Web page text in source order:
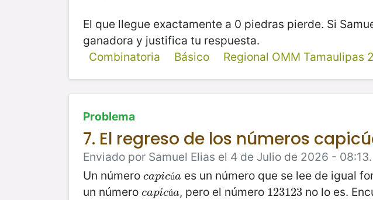
El que llegue exactamente a 0 piedras pierde. Si
ganadora y justifica tu respuesta.
Combinatoria
Básico Regional OMM Tamaulipas
Problema
7. El regreso de los números
Enviado por Samuel Elias el 4 de Julio de 2026 - 08:13.
Un número capicúa
capicúaes un número que se lee de igual
un número capicúa
capicúa, pero el número 123123
123123no lo es.